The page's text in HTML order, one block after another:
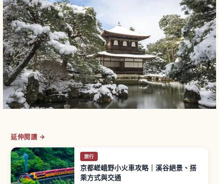
延伸閱讀 →
旅行
京都嵯峨野小火車攻略｜溪谷絕景、搭
乘方式與交通